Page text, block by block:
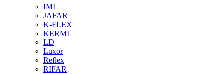
IMI
JAFAR
K-FLEX
KERMI
LD
Luxor
Reflex
RIFAR